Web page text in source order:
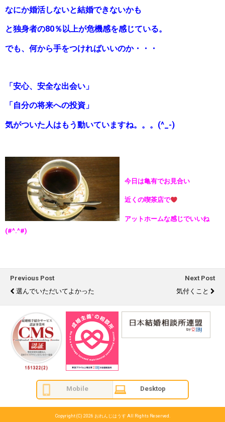
なにか婚活しないと結婚できないかも
と独身者の80％以上が危機感を感じている。
でも、何から手をつければいいのか・・・
「安心、安全な出会い」
「自分の将来への投資」
気がついた人はもう動いていますね。。。(^_-)
今日は亀有でお見合い
近くの喫茶店で
アットホームな感じでいいね
(#^.^#)
Previous Post
選んでいただいてよかった
Next Post
気付くこと
Mobile Desktop
Copyright (C) 2026 おれんじはうすAll Rights Reserved.